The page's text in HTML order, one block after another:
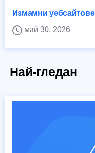
Измамни уебсайтове
май 30, 2026
Най-гледан